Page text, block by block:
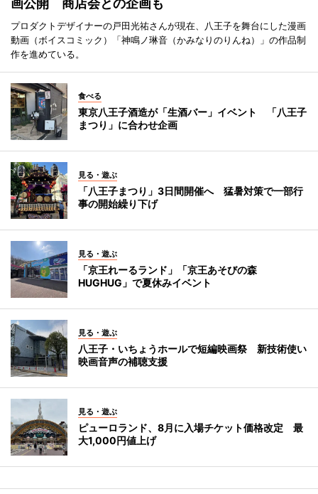
プロダクトデザイナーの戸田光祐さんが現在、八王子を舞台にした漫画
動画（ボイスコミック）「神鳴ノ琳音（かみなりのりんね）」の作品制
作を進めている。
食べる
東京八王子酒造が「生酒バー」イベント 「八王子
まつり」に合わせ企画
見る・遊ぶ
「八王子まつり」3日間開催へ 猛暑対策で一部行
事の開始繰り下げ
見る・遊ぶ
「京王れーるランド」「京王あそびの森
HUGHUG」で夏休みイベント
見る・遊ぶ
八王子・いちょうホールで短編映画祭 新技術使い
映画音声の補聴支援
見る・遊ぶ
ピューロランド、8月に入場チケット価格改定 最
大1,000円値上げ